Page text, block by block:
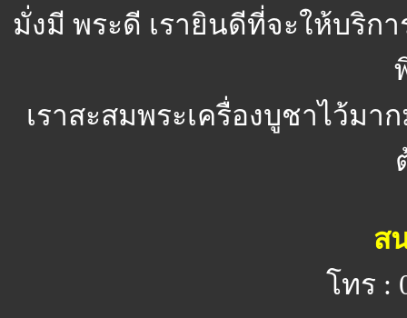
มั่งมี พระดี เรายินดีที่จะให้บริก
เราสะสมพระเครื่องบูชาไว้ม
ส
โทร :